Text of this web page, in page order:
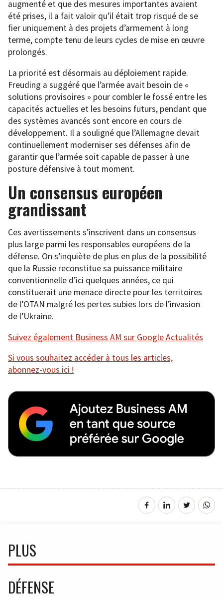
augmenté et que des mesures importantes avaient
été prises, il a fait valoir qu’il était trop risqué de se
fier uniquement à des projets d’armement à long
terme, compte tenu de leurs cycles de mise en œuvre
prolongés.
La priorité est désormais au déploiement rapide.
Freuding a suggéré que l’armée avait besoin de «
solutions provisoires » pour combler le fossé entre les
capacités actuelles et les besoins futurs, pendant que
des systèmes avancés sont encore en cours de
développement. Il a souligné que l’Allemagne devait
continuellement moderniser ses défenses afin de
garantir que l’armée soit capable de passer à une
posture défensive à tout moment.
Un consensus européen
grandissant
Ces avertissements s’inscrivent dans un consensus
plus large parmi les responsables européens de la
défense. On s’inquiète de plus en plus de la possibilité
que la Russie reconstitue sa puissance militaire
conventionnelle d’ici quelques années, ce qui
constituerait une menace directe pour les territoires
de l’OTAN malgré les pertes subies lors de l’invasion
de l’Ukraine.
Suivez également Business AM sur Google Actualités
Si vous souhaitez accéder à tous les articles,
abonnez-vous ici !
PLUS
DÉFENSE